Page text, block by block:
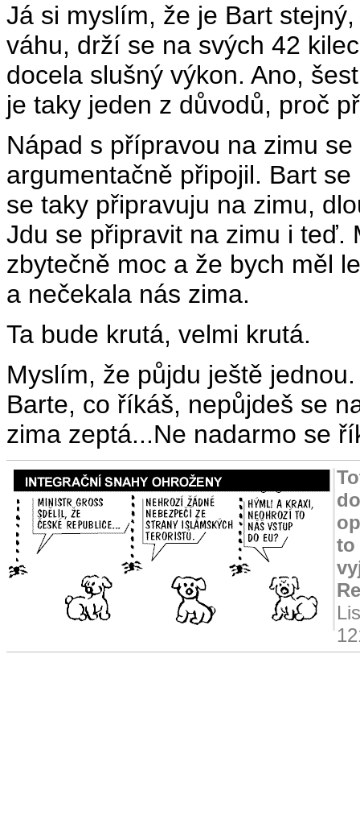
Já si myslím, že je Bart
váhu, drží se na svých 42
docela slušný výkon. Ano,
je taky jeden z důvodů, proč
Nápad s přípravou na zimu
argumentačně připojil. Bart
se taky připravuju na zimu,
Jdu se připravit na zimu i teď.
zbytečně moc a že bych měl
a nečekala nás zima.
Ta bude krutá, velmi krutá.
Myslím, že půjdu ještě jednou.
Barte, co říkáš, nepůjdeš se
zima zeptá...Ne nadarmo se
to